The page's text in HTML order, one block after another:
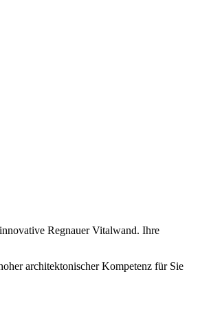
Regnauer Vitalwand. Ihre
architektonischer Kompetenz für Sie